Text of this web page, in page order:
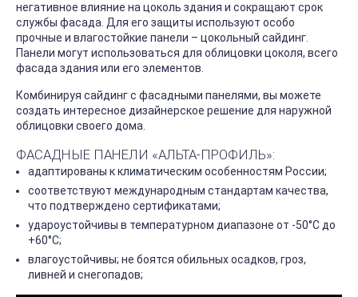
негативное влияние на цоколь здания и сокращают срок
службы фасада. Для его защиты используют особо
прочные и влагостойкие панели – цокольный сайдинг.
Панели могут использоваться для облицовки цоколя, всего
фасада здания или его элементов.
Комбинируя сайдинг с фасадными панелями, вы можете
создать интересное дизайнерское решение для наружной
облицовки своего дома.
ФАСАДНЫЕ ПАНЕЛИ «АЛЬТА-ПРОФИЛЬ»:
адаптированы к климатическим особенностям России;
соответствуют международным стандартам качества,
что подтверждено сертификатами;
удароустойчивы в температурном диапазоне от -50°С до
+60°С;
влагоустойчивы; не боятся обильных осадков, гроз,
ливней и снегопадов;